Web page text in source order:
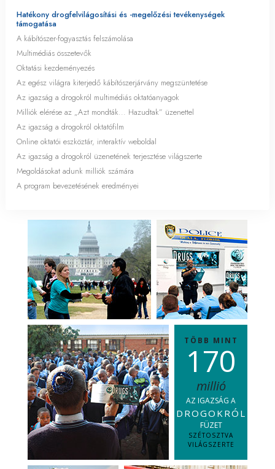
Hatékony drogfelvilágosítási és -megelőzésitevékenységek
támogatása
A kábítószer-fogyasztás felszámolása
Multimédiás összetevők
Oktatási kezdeményezés
Az egész világra kiterjedő kábítószerjárvány megszüntetése
Az igazság a drogokról multimédiás oktatóanyagok
Milliók elérése az „Azt mondták... Hazudtak” üzenettel
Az igazság a drogokról oktatófilm
Online oktatói eszköztár, interaktív weboldal
Az igazság a drogokról üzenetének terjesztése világszerte
Megoldásokat adunk milliók számára
A program bevezetésének eredményei
TÖBB MINT
170
millió
AZ IGAZSÁG A
DROGOKRÓL
FÜZET
SZÉTOSZTVA
VILÁGSZERTE